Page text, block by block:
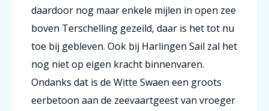
daardoor nog maar enkele mijlen in open zee
boven Terschelling gezeild, daar is het tot nu
toe bij gebleven. Ook bij Harlingen Sail zal het
nog niet op eigen kracht binnenvaren.
Ondanks dat is de Witte Swaen een groots
eerbetoon aan de zeevaartgeest van vroeger